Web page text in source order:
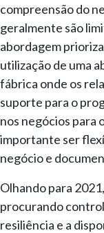
compreensão do
geralmente são
abordagem
utilização de uma
fábrica onde os
suporte para o
nos negócios para
importante ser
negócio e
Olhando para
procurando
resiliência e a